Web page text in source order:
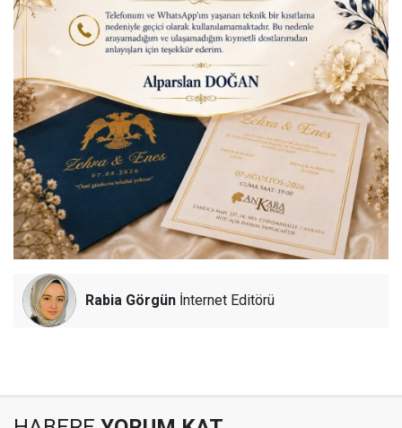
Rabia Görgün İnternet Editörü